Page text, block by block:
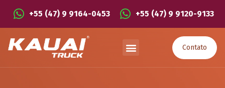
+55 (47) 9 9164-0453 +55 (47) 9 9120-9133
Contato